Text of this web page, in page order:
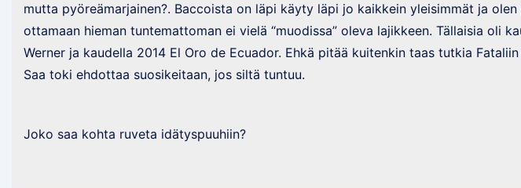
mutta pyöreämarjainen?. Baccoista on läpi käyty läpi jo kaikkein yleisimmät ja
ottamaan hieman tuntemattoman ei vielä “muodissa” oleva lajikkeen. Tällaisia oli
Werner ja kaudella 2014 El Oro de Ecuador. Ehkä pitää kuitenkin taas tutkia
Saa toki ehdottaa suosikeitaan, jos siltä tuntuu.
Joko saa kohta ruveta idätyspuuhiin?